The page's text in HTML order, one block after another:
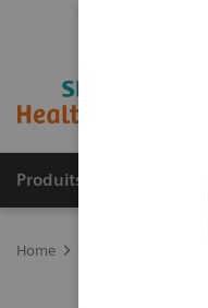
Produits et services
Home